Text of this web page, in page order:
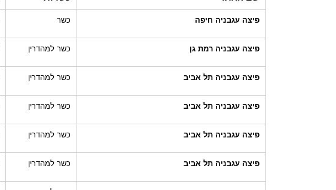
פיצה עגבניה חיפה כשר
פיצה עגבניה רמת גן
כשר למהדרין
פיצה עגבניה תל אביב
כשר למהדרין
פיצה עגבניה תל אביב
כשר למהדרין
פיצה עגבניה תל אביב
כשר למהדרין
פיצה עגבניה תל אביב
כשר למהדרין